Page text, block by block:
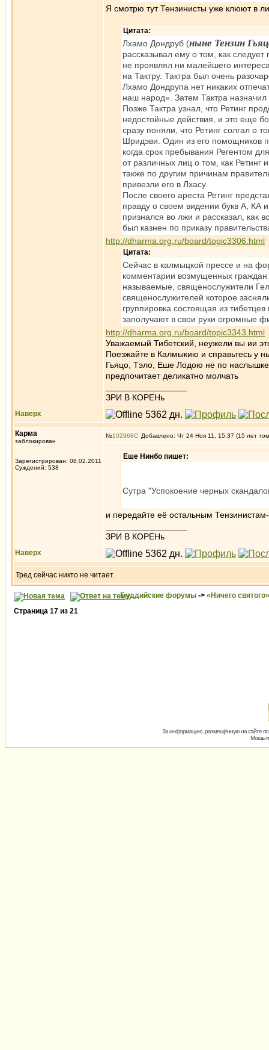
Я смотрю тут Тензинисты уже клюют в
Цитата:
Лхамо Дондруб (ныне Тензин
рассказывал ему о том, как следует
не проявлял ни малейшего
на Тактру. Тактра был очень
Лхамо Дондрупа нет никаких
наш народ». Затем Тактра
Позже Тактра узнал, что Ретинг
недостойные действия, и это еще
сразу поняли, что Ретинг солгал о
Шридэви. Один из его помощников
когда срок пребывания Регентом
от различных лиц о том, как
также по другим причинам
привезли его в Лхасу.
После своего ареста Ретинг
правду о своем видении букв А, КА
признался во лжи и рассказал, как
был казнен по приказу
http://dharma.org.ru/board/topic3306.html
Цитата:
Сейчас в калмыцкой прессе и на
комментарии возмущенных
называемые, священослужители
священослужителей которое
группировка состоящая из
заполучают в свои руки огромные
http://dharma.org.ru/board/topic3343.html
Уважаемый Тибетский, неужели вы ии
Поезжайте в Калмыкию и справьтесь у
Гьяцо, Тэло, Еше Лодою не по наслышке
предпочитает деликатно молчать
ЗРИ В КОРЕНь
Наверх
Карма
заблокирован
Зарегистрирован: 08.02.2011
Суждений: 538
№102968 Добавлено: Чт 24 Ноя 11, 15:37 (15 лет
Еше Нинбо пишет:
Сутра "Успокоение черных
и передайте её остальным
ЗРИ В КОРЕНь
Наверх
Тред сейчас никто не читает.
Буддийские форумы -> «Ничего святого»
Страница 17 из 21
За информацию, размещённую на сайте
Мощь